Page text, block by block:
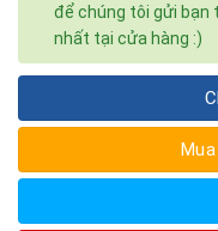
để chúng tôi gửi bạn
nhất tại cửa hàng :)